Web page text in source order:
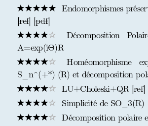
Endomorphismes
[ref] [pdf]
Décomposition
A=exp(iΘ)R
Homéomorphisme
S_n^(+*) (R) et décomposition
LU+Choleski+QR [ref]
Simplicité de SO_3(R)
Décomposition